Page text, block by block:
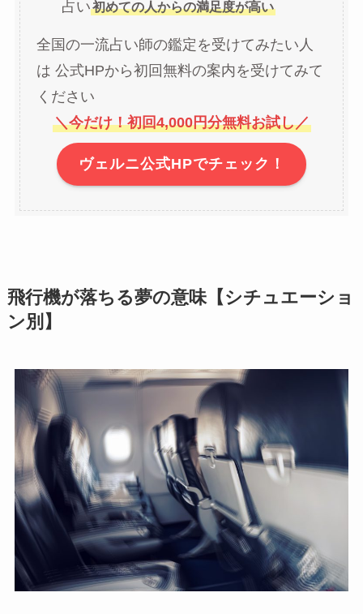
占い初めての人からの満足度が高い
全国の一流占い師の鑑定を受けてみたい人
は 公式HPから初回無料の案内を受けてみて
ください
＼今だけ！初回4,000円分無料お試し／
ヴェルニ公式HPでチェック！
飛行機が落ちる夢の意味【シチュエーショ
ン別】